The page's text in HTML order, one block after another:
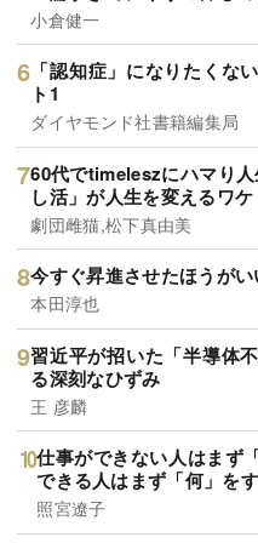
小倉健一
「認知症」になりたくな
ト1
ダイヤモンド社書籍編集局
60代でtimeleszにハマり
し活」が人生を変えるワケ
劇団雌猫,松下真由美
今すぐ昇進させたほうが
本田淳也
習近平が招いた「半導体
る深刻なひずみ
王 彦麟
仕事ができない人はまず
できる人はまず「何」を
照宮遼子